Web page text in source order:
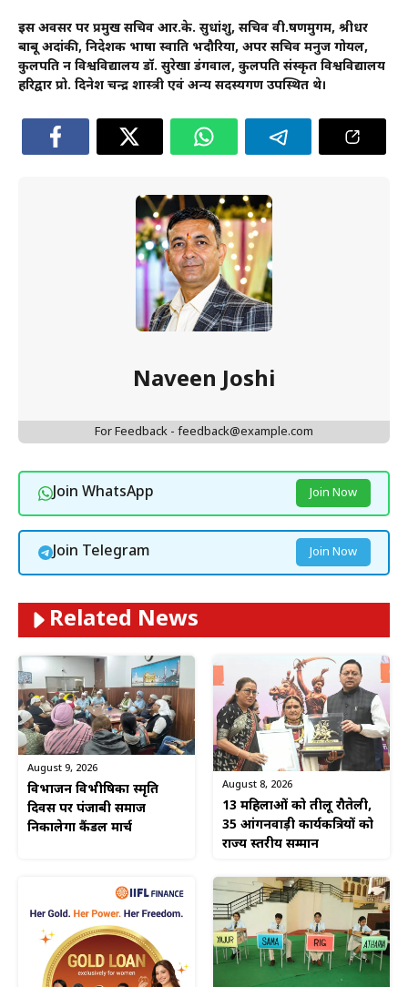
इस अवसर पर प्रमुख सचिव आर.के. सुधांशु, सचिव वी.षणमुगम, श्रीधर
बाबू अदांकी, निदेशक भाषा स्वाति भदौरिया, अपर सचिव मनुज गोयल,
कुलपति दून विश्वविद्यालय डॉ. सुरेखा डंगवाल, कुलपति संस्कृत विश्वविद्यालय
हरिद्वार प्रो. दिनेश चन्द्र शास्त्री एवं अन्य सदस्यगण उपस्थित थे।
Naveen Joshi
For Feedback - feedback@example.com
Join WhatsApp Join Now
Join Telegram Join Now
Related News
August 9, 2026
विभाजन विभीषिका स्मृति
दिवस पर पंजाबी समाज
निकालेगा कैंडल मार्च
August 8, 2026
13 महिलाओं को तीलू रौतेली,
35 आंगनवाड़ी कार्यकत्रियों को
राज्य स्तरीय सम्मान